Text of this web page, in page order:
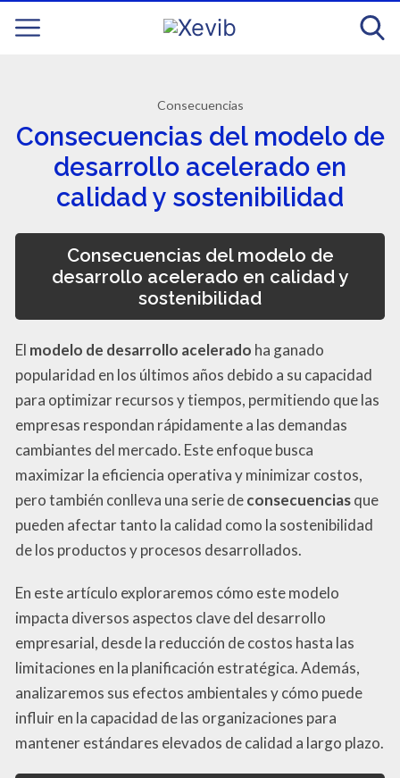
Consecuencias
Consecuencias del modelo de
desarrollo acelerado en
calidad y sostenibilidad
Consecuencias del modelo de
desarrollo acelerado en calidad y
sostenibilidad
El modelo de desarrollo acelerado ha ganado
popularidad en los últimos años debido a su capacidad
para optimizar recursos y tiempos, permitiendo que las
empresas respondan rápidamente a las demandas
cambiantes del mercado. Este enfoque busca
maximizar la eficiencia operativa y minimizar costos,
pero también conlleva una serie deconsecuenciasque
pueden afectar tanto la calidad como la sostenibilidad
de los productos y procesos desarrollados.
En este artículo exploraremos cómo este modelo
impacta diversos aspectos clave del desarrollo
empresarial, desde la reducción de costos hasta las
limitaciones en la planificación estratégica. Además,
analizaremos sus efectos ambientales y cómo puede
influir en la capacidad de las organizaciones para
mantener estándares elevados de calidad a largo plazo.